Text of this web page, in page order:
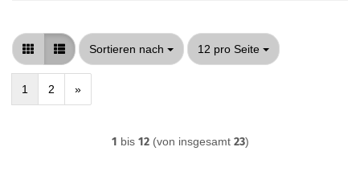
Sortieren nach
Sortieren nach 12 pro Seite
pro Seite
1 2 »
1 bis 12(von insgesamt 23)